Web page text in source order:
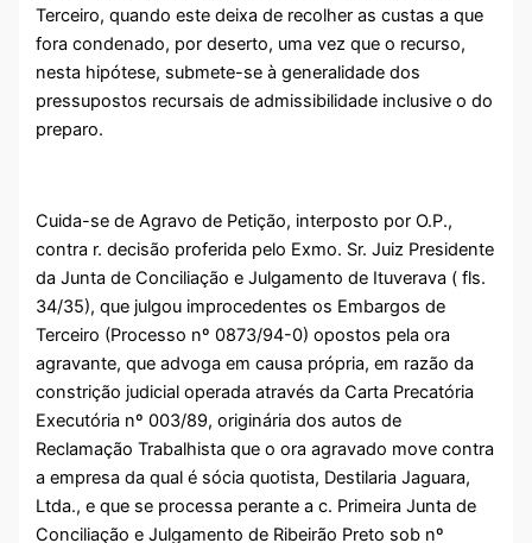
Terceiro, quando este deixa de recolher as custas a que
fora condenado, por deserto, uma vez que o recurso,
nesta hipótese, submete-se à generalidade dos
pressupostos recursais de admissibilidade inclusive o do
preparo.
Cuida-se de Agravo de Petição, interposto por O.P.,
contra r. decisão proferida pelo Exmo. Sr. Juiz Presidente
da Junta de Conciliação e Julgamento de Ituverava ( fls.
34/35), que julgou improcedentes os Embargos de
Terceiro (Processo nº 0873/94-0) opostos pela ora
agravante, que advoga em causa própria, em razão da
constrição judicial operada através da Carta Precatória
Executória nº 003/89, originária dos autos de
Reclamação Trabalhista que o ora agravado move contra
a empresa da qual é sócia quotista, Destilaria Jaguara,
Ltda., e que se processa perante a c. Primeira Junta de
Conciliação e Julgamento de Ribeirão Preto sob nº